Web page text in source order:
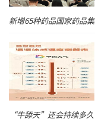
量位居全国前列。
新增65种药品国家药品
“牛舔天”还会持续多